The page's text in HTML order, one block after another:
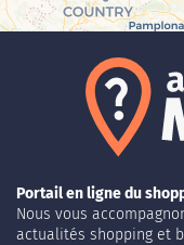
Portail en ligne du
Nous vous
actualités shopping et